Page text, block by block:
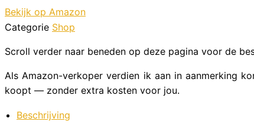
Bekijk op Amazon
Categorie Shop
Scroll verder naar beneden op deze pagina voor de
Als Amazon-verkoper verdien ik aan in aanmerking
koopt — zonder extra kosten voor jou.
Beschrijving